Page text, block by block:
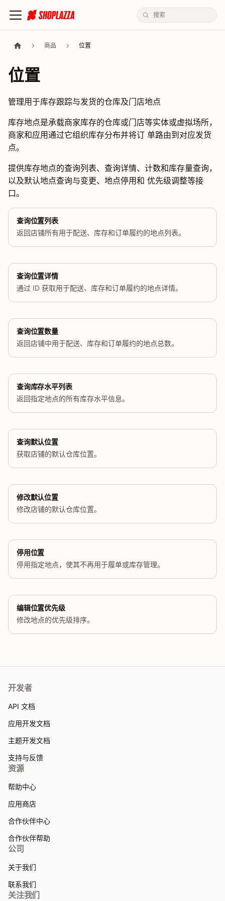
商品 位置
位置
管理用于库存跟踪与发货的仓库及门店地点
库存地点是承载商家库存的仓库或门店等实体或虚拟场所，
商家和应用通过它组织库存分布并将订 单路由到对应发货
点。
提供库存地点的查询列表、查询详情、计数和库存量查询，
以及默认地点查询与变更、地点停用和 优先级调整等接
口。
查询位置列表
返回店铺所有用于配送、库存和订单履约的地点列表。
查询位置详情
通过 ID 获取用于配送、库存和订单履约的地点详情。
查询位置数量
返回店铺中用于配送、库存和订单履约的地点总数。
查询库存水平列表
返回指定地点的所有库存水平信息。
查询默认位置
获取店铺的默认仓库位置。
修改默认位置
修改店铺的默认仓库位置。
停用位置
停用指定地点，使其不再用于履单或库存管理。
编辑位置优先级
修改地点的优先级排序。
开发者
API 文档
应用开发文档
主题开发文档
支持与反馈
资源
帮助中心
应用商店
合作伙伴中心
合作伙伴帮助
公司
关于我们
联系我们
关注我们